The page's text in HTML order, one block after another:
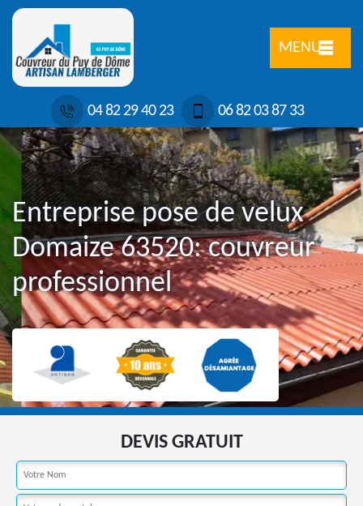
MENU
04 82 29 40 23 06 82 03 87 33
Entreprise pose de velux
Domaize 63520: couvreur
professionnel
DEVIS GRATUIT